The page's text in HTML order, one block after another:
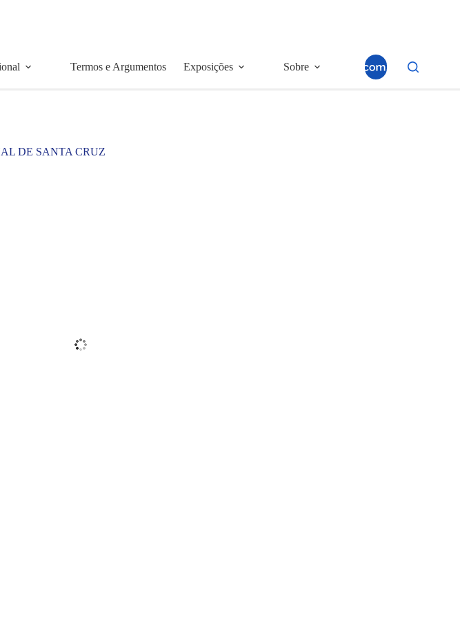
Termos e Argumentos Exposições Sobre
DE SANTA CRUZ